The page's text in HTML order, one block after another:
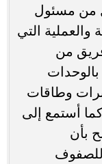
من مسئول
التي
من
بالوحدات
وطاقات
أستمع إلى
بأن
للصفوف